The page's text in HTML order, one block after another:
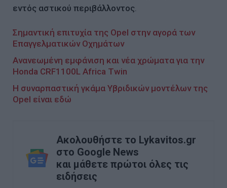
εντός αστικού περιβάλλοντος
Σημαντική επιτυχία της Opel στην αγορά των
Επαγγελματικών Οχημάτων
Ανανεωμένη εμφάνιση και νέα χρώματα για την
Honda CRF1100L Africa Twin
Η συναρπαστική γκάμα Υβριδικών μοντέλων της
Opel είναι εδώ
Ακολουθήστε το Lykavitos.gr
στο Google News
και μάθετε πρώτοι όλες τις
ειδήσεις